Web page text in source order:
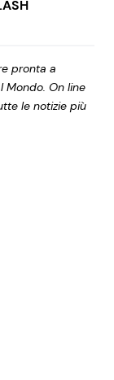
pronta a
Mondo. On line
le notizie più